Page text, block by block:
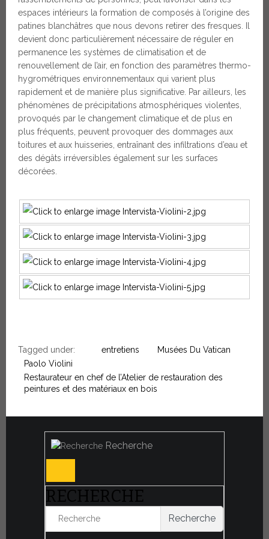
espaces intérieurs la formation de composés à l’origine des
patines blanchâtres que nous devons retirer des fresques. Il
devient donc particulièrement nécessaire de réguler en
permanence les systèmes de climatisation et de
renouvellement de l’air, en fonction des paramètres thermo-
hygrométriques environnementaux qui varient plus
rapidement et de manière plus significative. Par ailleurs, les
phénomènes de précipitations atmosphériques violentes,
provoqués par le changement climatique et de plus en
plus fréquents, peuvent provoquer des dommages aux
toitures et aux huisseries, entraînant des infiltrations d’eau et
des dégâts irréversibles également sur les surfaces
décorées.
Tagged under: entretiens
Musées Du Vatican
Paolo Violini
Restaurateur en chef de l’Atelier de restauration des
peintures et des matériaux en bois
Recherche
RECHERCHE
Recherche